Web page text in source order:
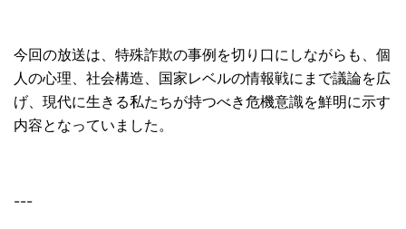
今回の放送は、特殊詐欺の事例を切り口にしながらも、個
人の心理、社会構造、国家レベルの情報戦にまで議論を広
げ、現代に生きる私たちが持つべき危機意識を鮮明に示す
内容となっていました。
---